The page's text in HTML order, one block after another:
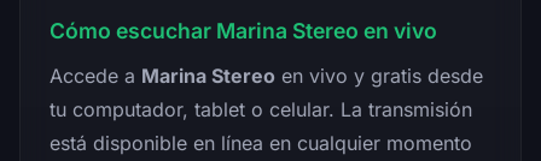
Cómo escuchar Marina Stereo en vivo
Accede a Marina Stereo en vivo y gratis desde
tu computador, tablet o celular. La transmisión
está disponible en línea en cualquier momento